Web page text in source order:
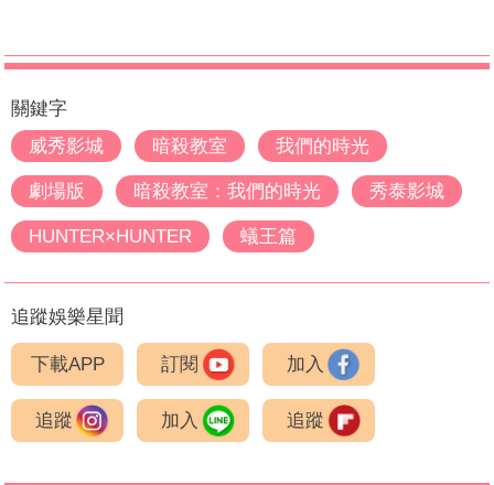
關鍵字
威秀影城
暗殺教室 我們的時光
劇場版 暗殺教室：我們的時光 秀泰影城
HUNTER×HUNTER 蟻王篇
追蹤娛樂星聞
下載APP 訂閱 加入
追蹤 加入 追蹤